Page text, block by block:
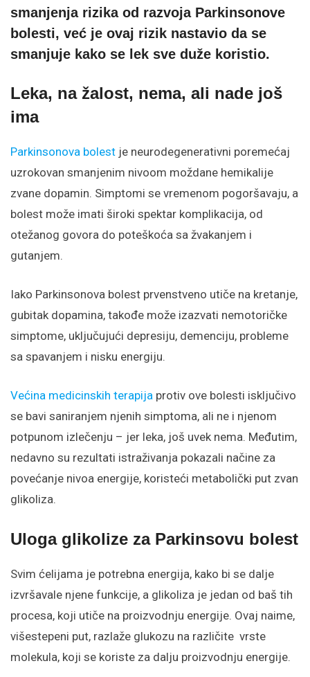
smanjenja rizika od razvoja Parkinsonove
bolesti, već je ovaj rizik nastavio da se
smanjuje kako se lek sve duže koristio.
Leka, na žalost, nema, ali nade još
ima
Parkinsonova bolest je neurodegenerativni poremećaj
uzrokovan smanjenim nivoom moždane hemikalije
zvane dopamin. Simptomi se vremenom pogoršavaju, a
bolest može imati široki spektar komplikacija, od
otežanog govora do poteškoća sa žvakanjem i
gutanjem.
Iako Parkinsonova bolest prvenstveno utiče na kretanje,
gubitak dopamina, takođe može izazvati nemotoričke
simptome, uključujući depresiju, demenciju, probleme
sa spavanjem i nisku energiju.
Većina medicinskih terapija protiv ove bolesti isključivo
se bavi saniranjem njenih simptoma, ali ne i njenom
potpunom izlečenju – jer leka, još uvek nema. Međutim,
nedavno su rezultati istraživanja pokazali načine za
povećanje nivoa energije, koristeći metabolički put zvan
glikoliza.
Uloga glikolize za Parkinsovu bolest
Svim ćelijama je potrebna energija, kako bi se dalje
izvršavale njene funkcije, a glikoliza je jedan od baš tih
procesa, koji utiče na proizvodnju energije. Ovaj naime,
višestepeni put, razlaže glukozu na različite vrste
molekula, koji se koriste za dalju proizvodnju energije.